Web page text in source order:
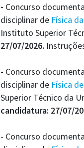
- Concurso
disciplinar de Física
Instituto Superior
27/07/2026.
- Concurso
disciplinar de Física
Superior Técnico da
candidatura: 27/07/
- Concurso